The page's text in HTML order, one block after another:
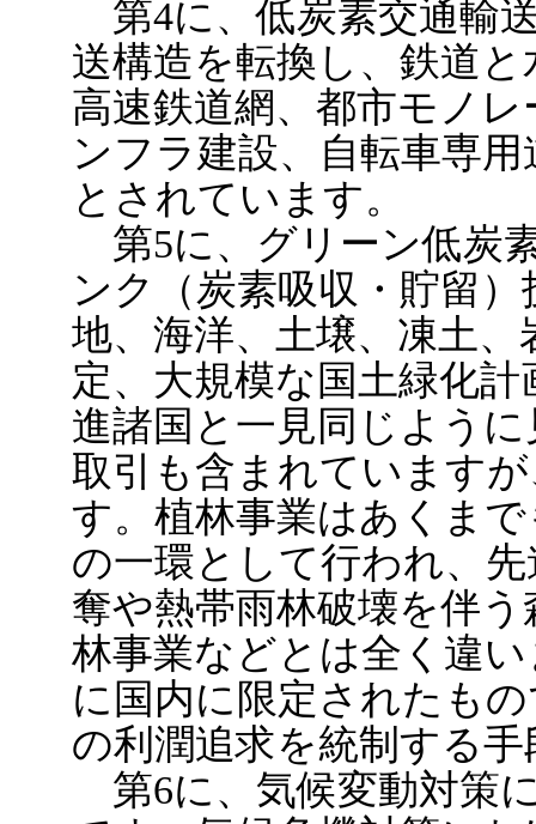
第4に、低炭素交通輸
送構造を転換し、鉄道
高速鉄道網、都市モノ
ンフラ建設、自転車専
とされています。
第5に、グリーン低炭
ンク（炭素吸収・貯留
地、海洋、土壌、凍土
定、大規模な国土緑化
進諸国と一見同じよう
取引も含まれています
す。植林事業はあくま
の一環として行われ、
奪や熱帯雨林破壊を伴
林事業などとは全く違
に国内に限定されたも
の利潤追求を統制する
第6に、気候変動対策